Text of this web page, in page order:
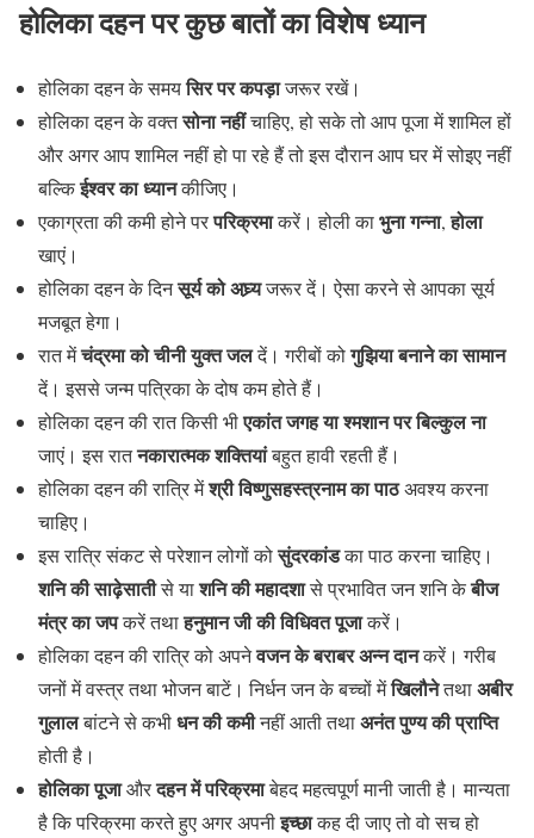
होलिका दहन पर कुछ बातों का विशेष ध्यान
होलिका दहन के समयसिर पर कपड़ाजरूर रखें।
होलिका दहन के वक्तसोना नहींचाहिए, हो सके तो आप पूजा में शामिल हों
और अगर आप शामिल नहीं हो पा रहे हैं तो इस दौरान आप घर में सोइए नहीं
बल्किईश्वर का ध्यानकीजिए।
एकाग्रता की कमी होने परपरिक्रमाकरें। होली काभुना गन्ना,होला
खाएं।
होलिका दहन के दिनसूर्य को अघ्र्यजरूर दें। ऐसा करने से आपका सूर्य
मजबूत हेगा।
रात मेंचंद्रमा को चीनी युक्त जलदें। गरीबों कोगुझिया बनाने का सामान
दें। इससे जन्म पत्रिका के दोष कम होते हैं।
होलिका दहन की रात किसी भीएकांत जगह या श्‍मशान पर बिल्कुल ना
जाएं। इस रातनकारात्‍मक शक्‍तियांबहुत हावी रहती हैं।
होलिका दहन की रात्रि मेंश्री विष्णुसहस्त्रनाम का पाठअवश्य करना
चाहिए।
इस रात्रि संकट से परेशान लोगों कोसुंदरकांडका पाठ करना चाहिए।
शनि की साढ़ेसातीसे याशनि की महादशासे प्रभावित जन शनि केबीज
मंत्र का जपकरें तथाहनुमान जी की विधिवत पूजाकरें।
होलिका दहन की रात्रि को अपनेवजन के बराबर अन्न दानकरें। गरीब
जनों में वस्त्र तथा भोजन बाटें। निर्धन जन के बच्चों मेंखिलौनेतथाअबीर
गुलालबांटने से कभीधन की कमीनहीं आती तथाअनंत पुण्य की प्राप्ति
होती है।
होलिका पूजाऔरदहन में परिक्रमाबेहद महत्वपूर्ण मानी जाती है। मान्यता
है कि परिक्रमा करते हुए अगर अपनीइच्छाकह दी जाए तो वो सच हो